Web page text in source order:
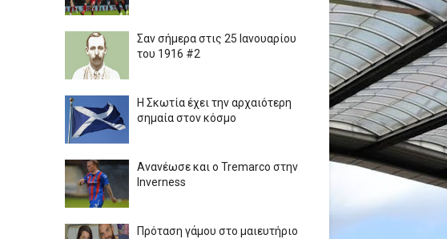
Σαν σήμερα στις 25 Ιανουαρίου
του 1916 #2
Η Σκωτία έχει την αρχαιότερη
σημαία στον κόσμο
Ανανέωσε και ο Tremarco στην
Inverness
Πρόταση γάμου στο μαιευτήριο